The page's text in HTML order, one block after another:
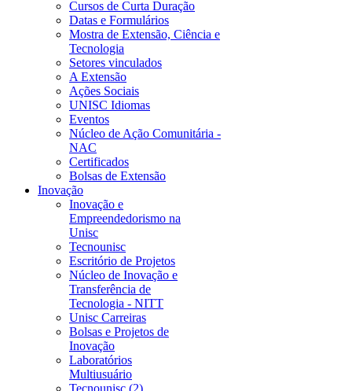
Cursos de Curta Duração
Datas e Formulários
Mostra de Extensão, Ciência e
Tecnologia
Setores vinculados
A Extensão
Ações Sociais
UNISC Idiomas
Eventos
Núcleo de Ação Comunitária -
NAC
Certificados
Bolsas de Extensão
Inovação
Inovação e
Empreendedorismo na
Unisc
Tecnounisc
Escritório de Projetos
Núcleo de Inovação e
Transferência de
Tecnologia - NITT
Unisc Carreiras
Bolsas e Projetos de
Inovação
Laboratórios
Multiusuário
Tecnounisc (2)